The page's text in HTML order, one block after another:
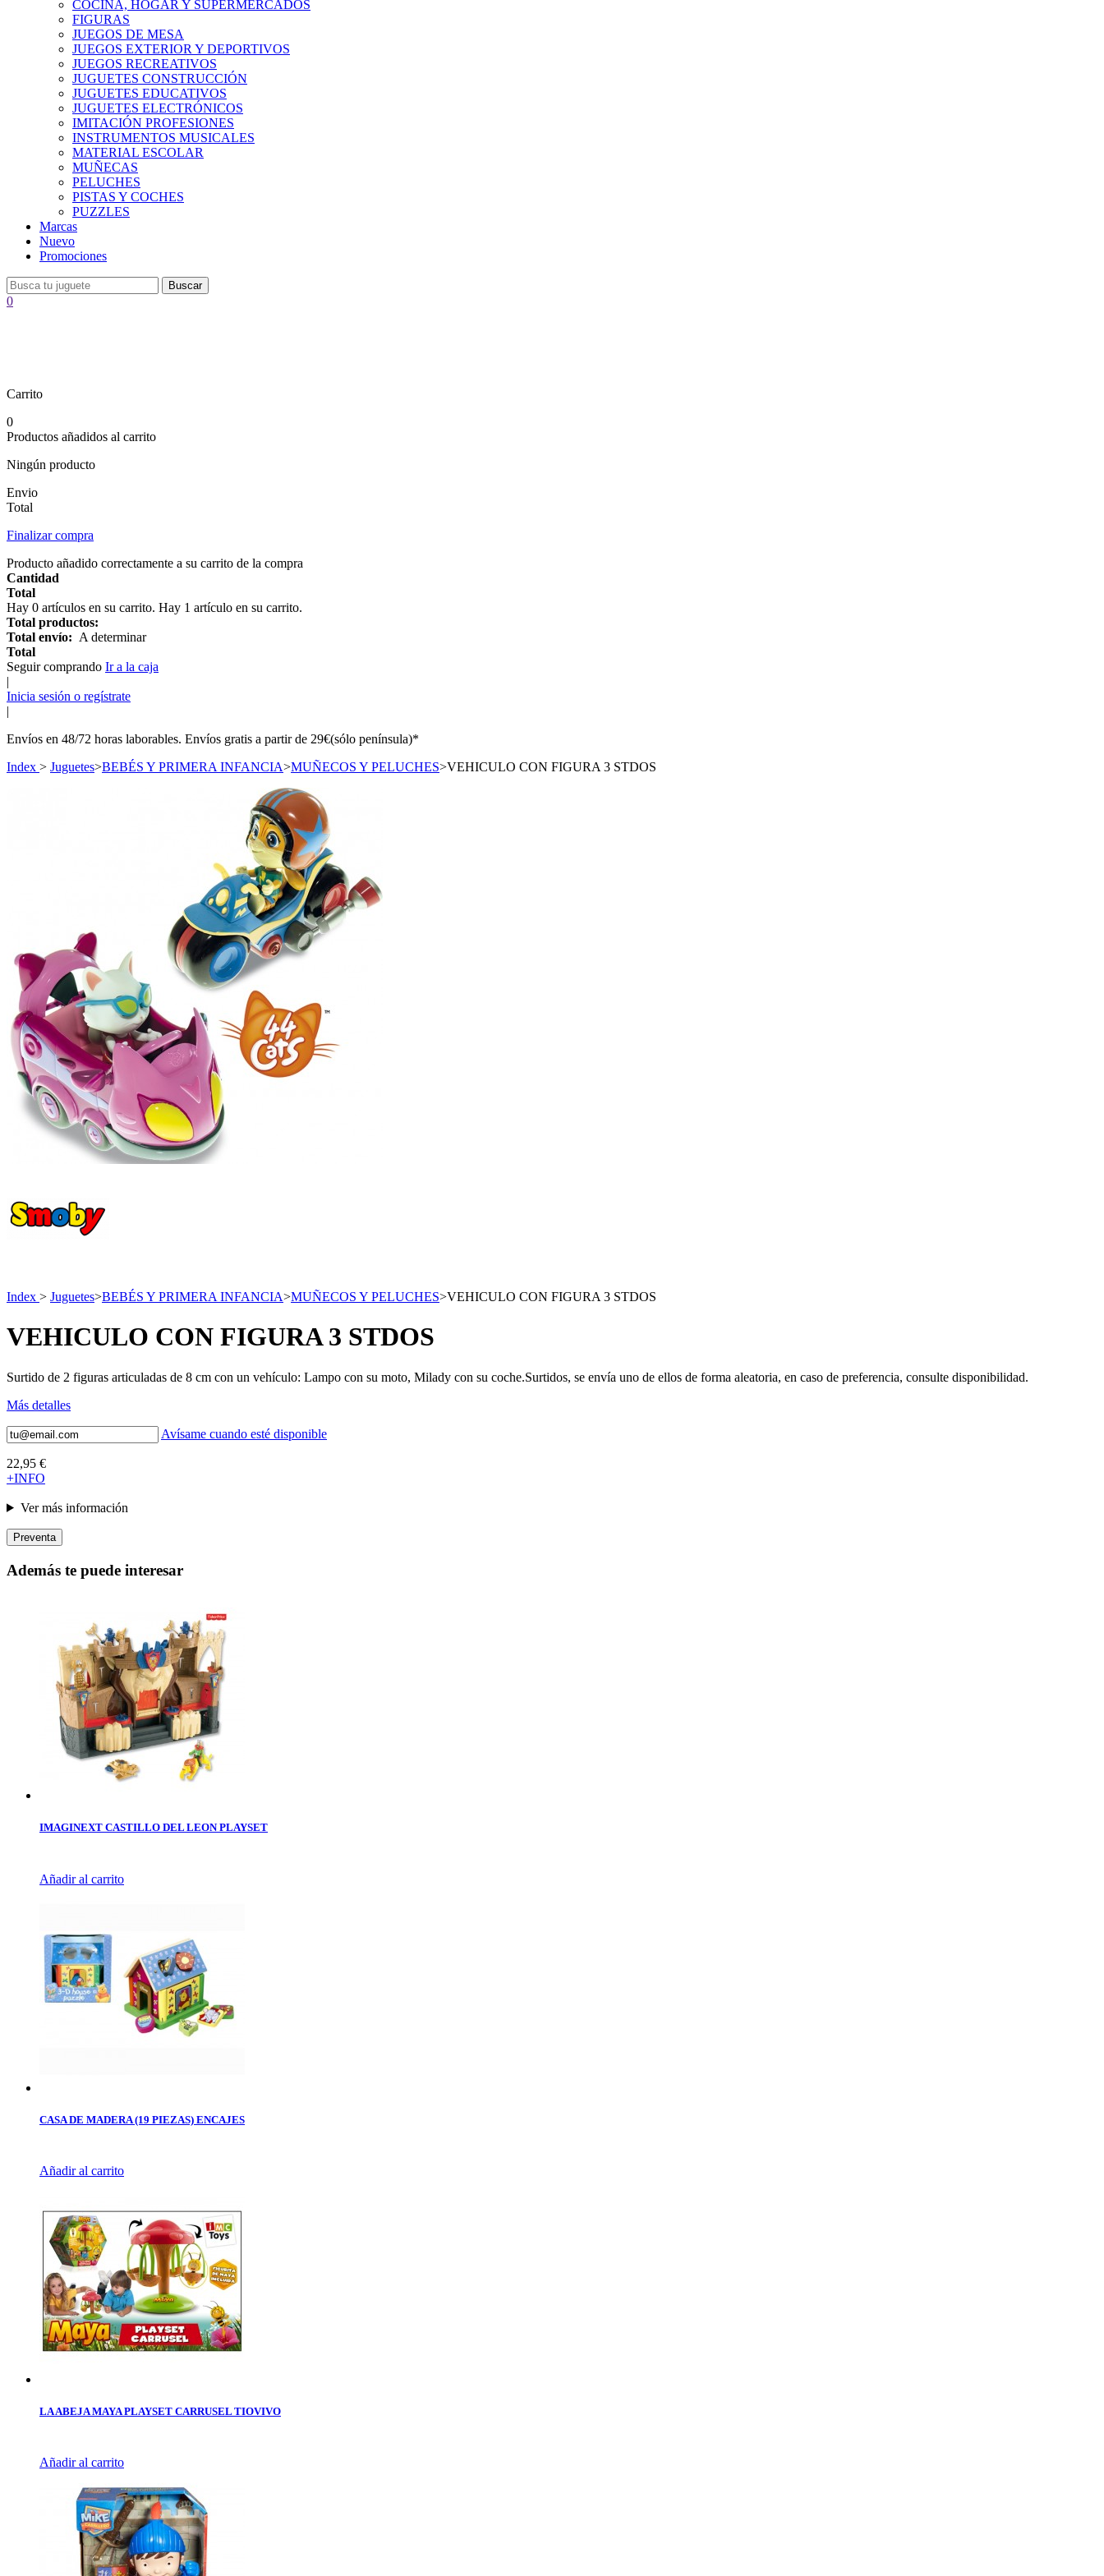
COCINA, HOGAR Y SUPERMERCADOS
FIGURAS
JUEGOS DE MESA
JUEGOS EXTERIOR Y DEPORTIVOS
JUEGOS RECREATIVOS
JUGUETES CONSTRUCCIÓN
JUGUETES EDUCATIVOS
JUGUETES ELECTRÓNICOS
IMITACIÓN PROFESIONES
INSTRUMENTOS MUSICALES
MATERIAL ESCOLAR
MUÑECAS
PELUCHES
PISTAS Y COCHES
PUZZLES
Marcas
Nuevo
Promociones
Buscar
0
Carrito
0
Productos añadidos al carrito
Ningún producto
Envio
Total
Finalizar compra
Producto añadido correctamente a su carrito de la compra
Cantidad
Total
Hay 0 artículos en su carrito. Hay 1 artículo en su carrito.
Total productos:
Total envío: A determinar
Total
Seguir comprando Ir a la caja
|
Inicia sesión o regístrate
|
Envíos en 48/72 horas laborables. Envíos gratis a partir de 29€(sólo península)*
Index > Juguetes>BEBÉS Y PRIMERA INFANCIA>MUÑECOS Y PELUCHES>VEHICULO CON FIGURA 3 STDOS
Index > Juguetes>BEBÉS Y PRIMERA INFANCIA>MUÑECOS Y PELUCHES>VEHICULO CON FIGURA 3 STDOS
VEHICULO CON FIGURA 3 STDOS
Surtido de 2 figuras articuladas de 8 cm con un vehículo: Lampo con su moto, Milady con su coche.Surtidos, se envía uno de ellos de forma aleatoria, en caso de preferencia, consulte disponibilidad.
Más detalles
Avísame cuando esté disponible
22,95 €
+INFO
Ver más información
Preventa
Además te puede interesar
IMAGINEXT CASTILLO DEL LEON PLAYSET
Añadir al carrito
CASA DE MADERA (19 PIEZAS) ENCAJES
Añadir al carrito
LA ABEJA MAYA PLAYSET CARRUSEL TIOVIVO
Añadir al carrito